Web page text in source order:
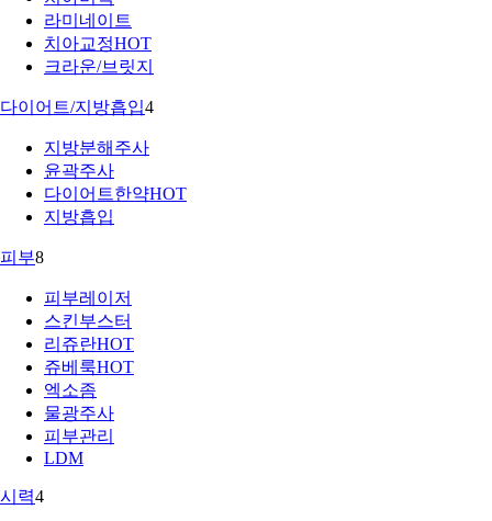
라미네이트
치아교정HOT
크라운/브릿지
다이어트/지방흡입4
지방분해주사
윤곽주사
다이어트한약HOT
지방흡입
피부8
피부레이저
스킨부스터
리쥬란HOT
쥬베룩HOT
엑소좀
물광주사
피부관리
LDM
시력4